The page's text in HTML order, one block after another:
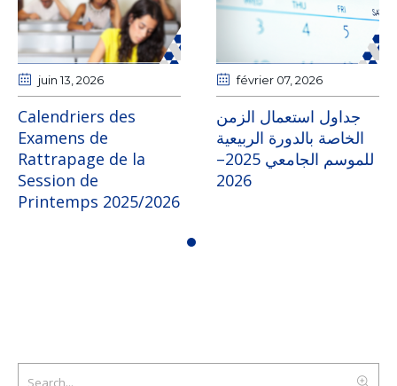
juin 13 , 2026
Calendriers des
Examens de
Rattrapage de la
Session de
Printemps 2025/2026
février 07, 2026
جداول استعمال الزمن
الخاصة بالدورة الربيعية
للموسم الجامعي 2025–
2026